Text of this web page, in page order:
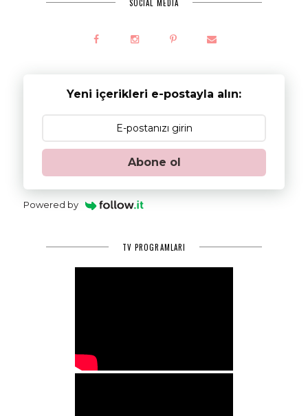
SOCIAL MEDIA
Yeni içerikleri e-postayla alın:
Abone ol
Powered by
TV PROGRAMLARI